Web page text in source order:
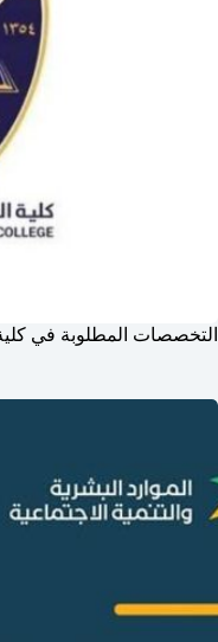
التخصصات المطلوبة في كلية